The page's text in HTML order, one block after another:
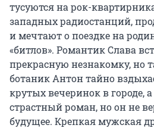
тусуются на рок-
западных радиостанций,
и мечтают о поездке на
«битлов». Романтик Слава
прекрасную незнакомку, но
ботаник Антон тайно
крутых вечеринок в городе,
страстный роман, но он не
будущее. Крепкая мужская